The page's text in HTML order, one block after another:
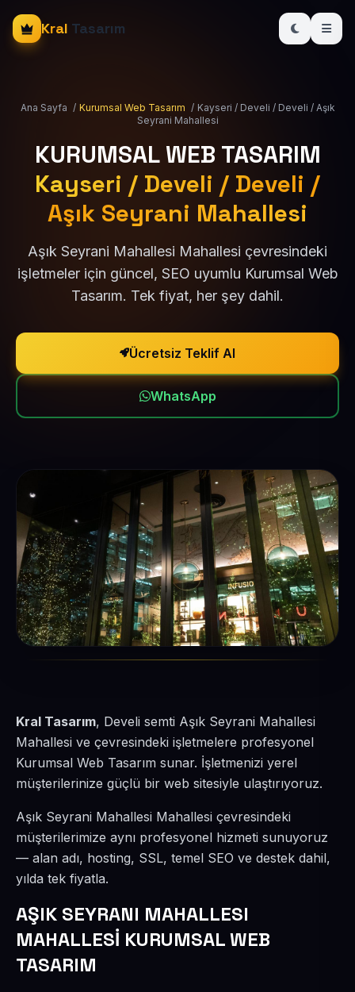
Kral Tasarım
Ana Sayfa / Kurumsal Web Tasarım / Kayseri / Develi / Develi / Aşık
Seyrani Mahallesi
KURUMSAL WEB TASARIM
Kayseri / Develi / Develi /
Aşık Seyrani Mahallesi
Aşık Seyrani Mahallesi Mahallesi çevresindeki
işletmeler için güncel, SEO uyumlu Kurumsal Web
Tasarım. Tek fiyat, her şey dahil.
Ücretsiz Teklif Al
WhatsApp
Kral Tasarım, Develi semti Aşık Seyrani Mahallesi
Mahallesi ve çevresindeki işletmelere profesyonel
Kurumsal Web Tasarım sunar. İşletmenizi yerel
müşterilerinize güçlü bir web sitesiyle ulaştırıyoruz.
Aşık Seyrani Mahallesi Mahallesi çevresindeki
müşterilerimize aynı profesyonel hizmeti sunuyoruz
— alan adı, hosting, SSL, temel SEO ve destek dahil,
yılda tek fiyatla.
AŞIK SEYRANI MAHALLESI
MAHALLESİ KURUMSAL WEB
TASARIM